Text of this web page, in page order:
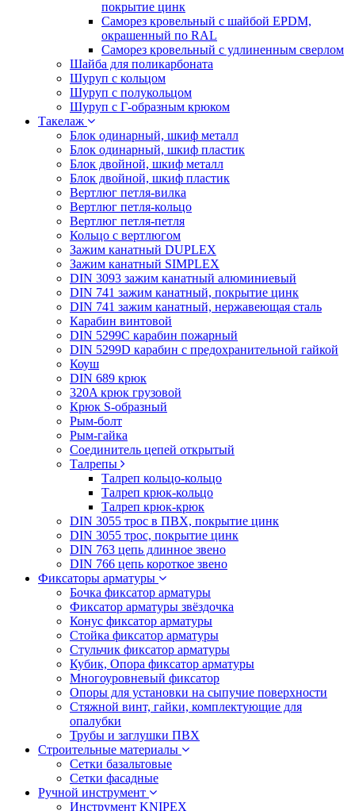
покрытие цинк
Саморез кровельный с шайбой EPDM,
окрашенный по RAL
Саморез кровельный с удлиненным сверлом
Шайба для поликарбоната
Шуруп с кольцом
Шуруп с полукольцом
Шуруп с Г-образным крюком
Такелаж
Блок одинарный, шкиф металл
Блок одинарный, шкиф пластик
Блок двойной, шкиф металл
Блок двойной, шкиф пластик
Вертлюг петля-вилка
Вертлюг петля-кольцо
Вертлюг петля-петля
Кольцо с вертлюгом
Зажим канатный DUPLEX
Зажим канатный SIMPLEX
DIN 3093 зажим канатный алюминиевый
DIN 741 зажим канатный, покрытие цинк
DIN 741 зажим канатный, нержавеющая сталь
Карабин винтовой
DIN 5299C карабин пожарный
DIN 5299D карабин с предохранительной гайкой
Коуш
DIN 689 крюк
320A крюк грузовой
Крюк S-образный
Рым-болт
Рым-гайка
Соединитель цепей открытый
Талрепы
Талреп кольцо-кольцо
Талреп крюк-кольцо
Талреп крюк-крюк
DIN 3055 трос в ПВХ, покрытие цинк
DIN 3055 трос, покрытие цинк
DIN 763 цепь длинное звено
DIN 766 цепь короткое звено
Фиксаторы арматуры
Бочка фиксатор арматуры
Фиксатор арматуры звёздочка
Конус фиксатор арматуры
Стойка фиксатор арматуры
Стульчик фиксатор арматуры
Кубик, Опора фиксатор арматуры
Многоуровневый фиксатор
Опоры для установки на сыпучие поверхности
Стяжной винт, гайки, комплектующие для
опалубки
Трубы и заглушки ПВХ
Строительные материалы
Сетки базальтовые
Сетки фасадные
Ручной инструмент
Инструмент KNIPEX